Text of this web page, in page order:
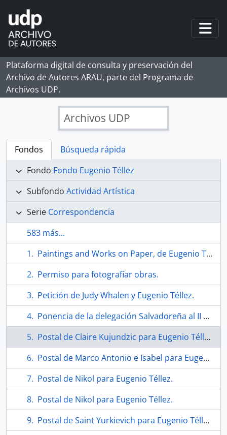
Skip to main content
Plataforma digital de consulta y preservación del
Archivo de Autores ARAU, parte del Programa de
Archivos UDP.
Archivos UDP
Fondos
Búsqueda rápida
Fondo Fondo Eugenio Téllez
Subfondo Actividad Artística
Serie Correspondencia
583 más...
Paintings and Works on Paper, de Eugenio Téllez. Folleto
Permiso para fotografiar obras.
Petición de Judy Whalen y Eugenio Téllez.
Ponencia de la delegación Salvadoreña al II encuentro de intelectuales por la soberanía de los pueblos de nuestra América.
Postal de Claire Kujundzic para Eugenio Téllez.
Postal de Marco Antonio e Isabel para Eugenio Téllez.
Postal de Nikol para Eugenio Téllez.
Postal de Nikol para Eugenio Téllez.
Postal de Saint Yurkievich para Eugenio Téllez y Mindy Camponeschi.